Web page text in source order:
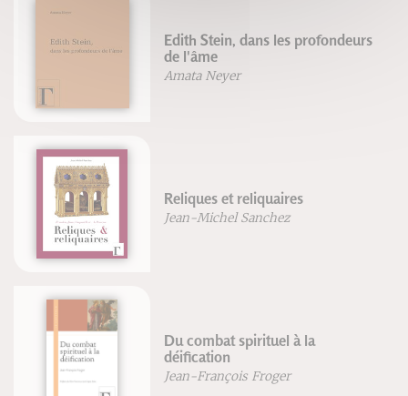
Edith Stein, dans les profondeurs
de l'âme
Amata Neyer
Reliques et reliquaires
Jean-Michel Sanchez
Du combat spirituel à la
déification
Jean-François Froger